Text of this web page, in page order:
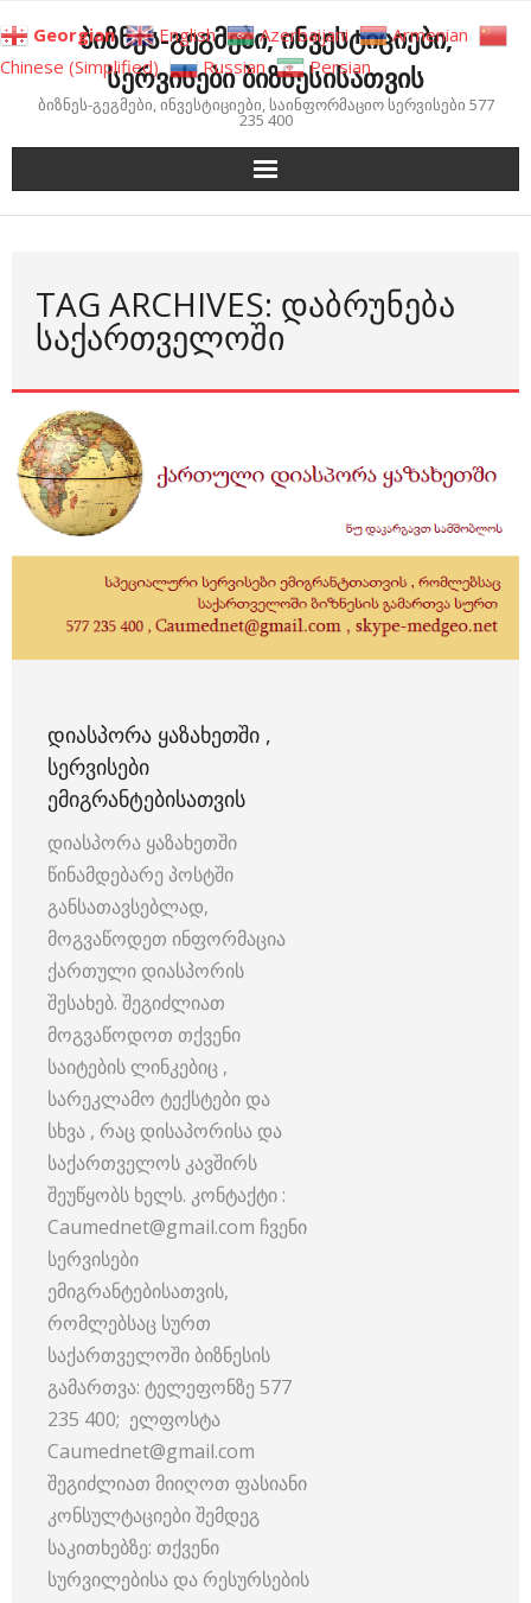
to
content
ბიზნეს-გეგმები, ინვესტიციები,
სერვისები ბიზნესისათვის
ბიზნეს-გეგმები, ინვესტიციები, საინფორმაციო სერვისები 577
235 400
TAG ARCHIVES: ᲓᲐᲑᲠᲣᲜᲔᲑᲐ
ᲡᲐᲥᲐᲠᲗᲕᲔᲚᲝᲨᲘ
ᲓᲘᲐᲡᲞᲝᲠᲐ ᲧᲐᲖᲐᲮᲔᲗᲨᲘ ,
ᲡᲔᲠᲕᲘᲡᲔᲑᲘ
ᲔᲛᲘᲒᲠᲐᲜᲢᲔᲑᲘᲡᲐᲗᲕᲘᲡ
დიასპორა ყაზახეთში
წინამდებარე პოსტში
განსათავსებლად,
მოგვაწოდეთ ინფორმაცია
ქართული დიასპორის
შესახებ. შეგიძლიათ
მოგვაწოდოთ თქვენი
საიტების ლინკებიც ,
სარეკლამო ტექსტები და
სხვა , რაც დისაპორისა და
საქართველოს კავშირს
შეუწყობს ხელს. კონტაქტი :
Caumednet@gmail.com ჩვენი
სერვისები
ემიგრანტებისათვის,
რომლებსაც სურთ
საქართველოში ბიზნესის
გამართვა: ტელეფონზე 577
235 400; ელფოსტა
Caumednet@gmail.com
შეგიძლიათ მიიღოთ ფასიანი
კონსულტაციები შემდეგ
საკითხებზე: თქვენი
სურვილებისა და რესურსების
Georgian English Azerbaijani
Armenian
Chinese (Simplified)
Russian Persian